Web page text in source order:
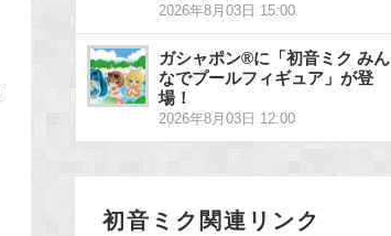
2026年8月03日 15:00
ガシャポン®に「初音ミク みん
なでプールフィギュア」が登
場！
2026年8月03日 12:00
初音ミク関連リンク